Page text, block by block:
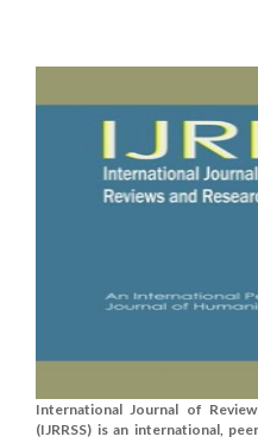
International Journal of
(IJRRSS) is an international,